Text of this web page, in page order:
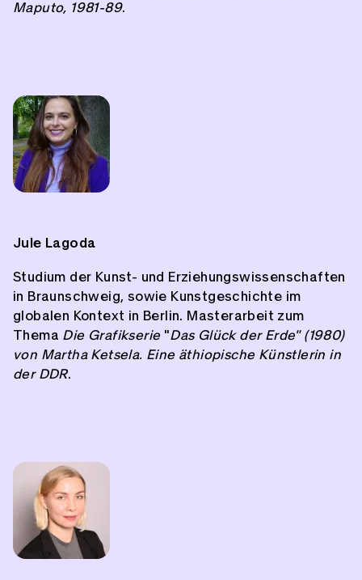
Maputo, 1981-89.
Jule Lagoda
Studium der Kunst- und Erziehungswissenschaften
in Braunschweig, sowie Kunstgeschichte im
globalen Kontext in Berlin. Masterarbeit zum
Thema Die Grafikserie"Das Glück der Erde" (1980)
von Martha Ketsela. Eine äthiopische Künstlerin in
der DDR.